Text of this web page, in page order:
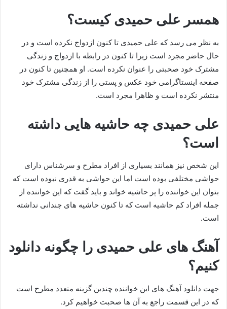
همسر علی حمیدی کیست؟
به نظر می رسد که علی حمیدی تا کنون ازدواج نکرده است و در
حال حاضر مجرد است زیرا تا کنون در رابطه با ازدواج و زندگی
مشترک خود صحبتی را عنوان نکرده است. او همچنین تا کنون در
صفحه اینستاگرامی خود عکس و پستی را از زندگی مشترک خود
منتشر نکرده است و ظاهرا مجرد است.
علی حمیدی چه حاشیه هایی داشته
است؟
این شخص نیز همانند بسیاری از افراد مطرح و سرشناس دارای
حواشی مختلفی بوده است اما این حواشی به قدری نبوده است که
بتوان این خواننده را پر حاشیه خواند و باید گفت که این خواننده از
جمله افراد کم حاشیه است که تا کنون حاشیه های چندانی نداشته
است.
آهنگ های علی حمیدی را چگونه دانلود
کنیم؟
جهت دانلود آهنگ های این خواننده چندین گزینه متعدد مطرح است
که در این قسمت راجع به آن ها صحبت خواهیم کرد.